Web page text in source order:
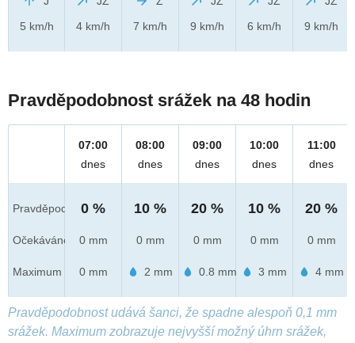
5 km/h
4 km/h
7 km/h
9 km/h
6 km/h
9 km/h
Pravděpodobnost srážek na 48 hodin
Pravděpod.
Očekáváno
Maximum
07:00
dnes
0 %
0 mm
0 mm
08:00
dnes
10 %
0 mm
2 mm
09:00
dnes
20 %
0 mm
0.8 mm
10:00
dnes
10 %
0 mm
3 mm
11:00
dnes
20 %
0 mm
4 mm
Pravděpodobnost udává šanci, že spadne alespoň 0,1 mm
srážek. Maximum zobrazuje nejvyšší možný úhrn srážek,